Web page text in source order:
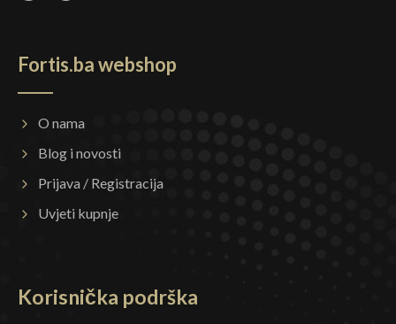
Fortis.ba webshop
O nama
Blog i novosti
Prijava / Registracija
Uvjeti kupnje
Korisnička podrška